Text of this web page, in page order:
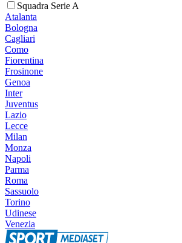
Squadra Serie A
Atalanta
Bologna
Cagliari
Como
Fiorentina
Frosinone
Genoa
Inter
Juventus
Lazio
Lecce
Milan
Monza
Napoli
Parma
Roma
Sassuolo
Torino
Udinese
Venezia